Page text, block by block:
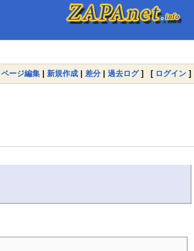
ページ編集 | 新規作成 | 差分 | 過去ログ] [ ログイン ]